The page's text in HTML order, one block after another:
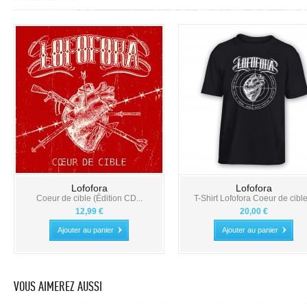
Lofofora
Coeur de cible (Édition CD...
12,99 €
Ajouter au panier
Lofofora
T-Shirt Lofofora Coeur de
20,00 €
Ajouter au panier
VOUS AIMEREZ AUSSI